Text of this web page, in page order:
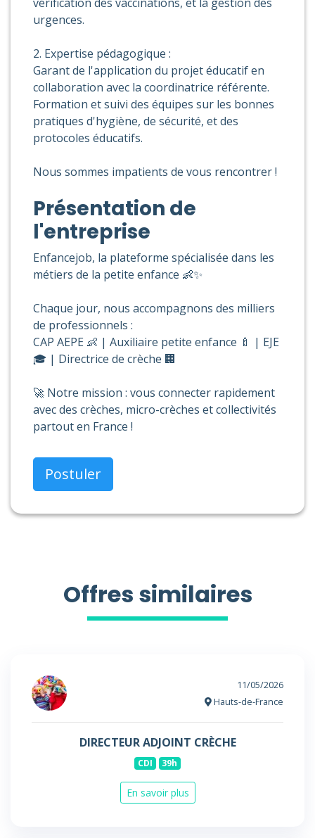
urgences.
2. Expertise pédagogique :
Garant de l'application du projet éducatif en
collaboration avec la coordinatrice référente.
Formation et suivi des équipes sur les bonnes
pratiques d'hygiène, de sécurité, et des
protocoles éducatifs.
Nous sommes impatients de vous rencontrer !
Présentation de
l'entreprise
Enfancejob, la plateforme spécialisée dans les
métiers de la petite enfance 👶✨
Chaque jour, nous accompagnons des milliers
de professionnels :
CAP AEPE 👶 | Auxiliaire petite enfance 🍼 | EJE
🎓 | Directrice de crèche 🏢
🚀 Notre mission : vous connecter rapidement
avec des crèches, micro-crèches et collectivités
partout en France !
Postuler
Offres similaires
11/05/2026
Hauts-de-France
DIRECTEUR ADJOINT CRÈCHE
CDI 39h
En savoir plus